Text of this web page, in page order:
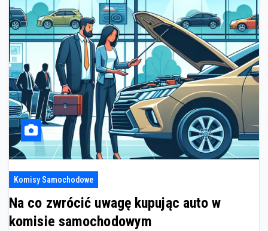
Komisy Samochodowe
Na co zwrócić uwagę kupując auto w
komisie samochodowym